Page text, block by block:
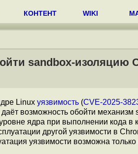
КОНТЕНТ WIKI
sandbox-изоляцию
Linux уязвимость (CVE-2025-
возможность обойти механизм
ядра при выполнении кода в
другой уязвимости в
уязвимости возможна